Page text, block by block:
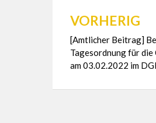
VORHERIG
[Amtlicher Beitrag]
Tagesordnung für
am 03.02.2022 im